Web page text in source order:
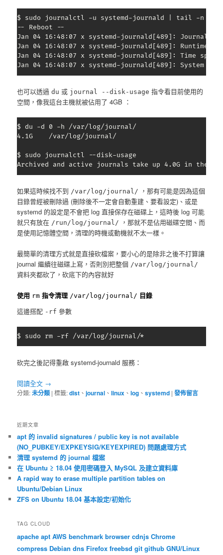
$ sudo journalctl -u systemd-journald | tail -n 5
-- Reboot --
Jan 04 16:48:07 x systemd-journald[489]: Journal
Jan 04 16:48:07 x systemd-journald[489]: Runtime
Jan 04 16:48:07 x systemd-journald[489]: Time
Jan 04 16:48:07 x systemd-journald[489]: System
也可以透過du 或 journal --disk-usage 指令看目前使用的
空間，像我這台主機就被佔用了 4GB ：
$ du -d 0 -h /var/log/journal/
4.1G	/var/log/journal/
$ sudo journalctl --disk-usage
Archived and active journals take up 4.0G in the
如果這時候找不到 /var/log/journal/
，那有可能是因為這個
目錄曾經被刪除過 (刪除後不一定會自動重建、要看設定)、或是
systemd 的設定是不會把 log 直接保存在磁碟上，這時後 log 可能
就只有放在 /run/log/journal/
，那就不是佔用磁碟空間、而
是使用記憶體空間，清理的時機或動機就不太一樣。
最簡單的清理方式就是直接砍檔案，要小心的是除非之後不打算讓
journal 繼續往磁碟上寫，否則別把整個 /var/log/journal/
資料夾都砍了，砍底下的內容就好
使用 rm 指令清理 /var/log/journal/ 目錄
這邊搭配 -rf 參數
$ sudo rm -rf /var/log/journal/*
砍完之後記得重啟 systemd-journald 服務：
閱讀全文 →
分類:未分類 |標籤:dist 、journal 、linux 、log 、systemd |發佈留言
近期文章
apt 的 invalid signatures / public key is not available
(NO_PUBKEY/EXPKEYSIG/KEYEXPIRED) 問題處理方式
清理 systemd 的 journal 檔案
在 Ubuntu ≥ 18.04 使用密碼登入 MySQL 及建立資料庫
A rapid way to erase multiple partition tables on
Ubuntu/Debian Linux
ZFS on Ubuntu 18.04 基本設定/初始化
TAG CLOUD
apache apt AWS benchmark browser cdnjs Chrome
compress Debian dns Firefox freebsd git github GNU/Linux